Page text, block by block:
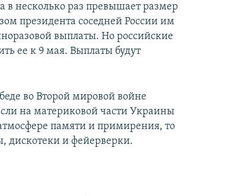
в несколько раз превышает размер
президента соседней России им
выплаты. Но российские
ее к 9 мая. Выплаты будут
во Второй мировой войне
на материковой части Украины
памяти и примирения, то
дискотеки и фейерверки.